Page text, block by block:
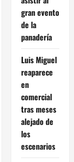
gran evento
de la
panadería
Luis Miguel
reaparece
en
comercial
tras meses
alejado de
los
escenarios